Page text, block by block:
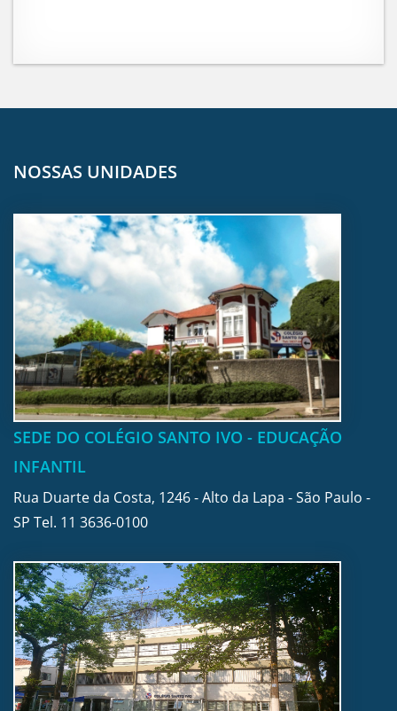
NOSSAS UNIDADES
SEDE DO COLÉGIO SANTO IVO - EDUCAÇÃO
INFANTIL
Rua Duarte da Costa, 1246 - Alto da Lapa - São Paulo -
SP Tel. 11 3636-0100